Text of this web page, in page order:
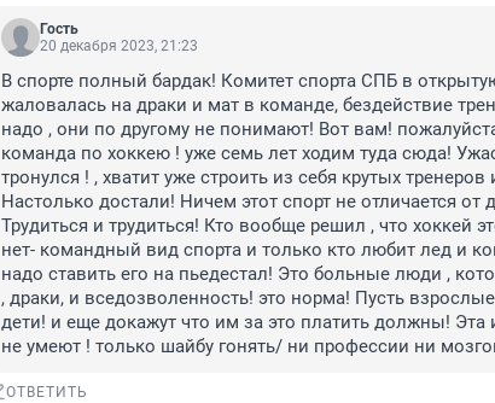
Гость
20 декабря 2023, 21:23
В спорте полный бардак! Комитет спорта СПБ в
жаловалась на драки и мат в команде, бездействие
надо , они по другому не понимают! Вот вам!
команда по хоккею ! уже семь лет ходим туда сюда!
тронулся ! , хватит уже строить из себя крутых тренеров
Настолько достали! Ничем этот спорт не отличается от
Трудиться и трудиться! Кто вообще решил , что хоккей
нет- командный вид спорта и только кто любит лед и
надо ставить его на пьедестал! Это больные люди ,
, драки, и вседозволенность! это норма! Пусть
дети! и еще докажут что им за это платить должны! Эта
не умеют ! только шайбу гонять/ ни профессии ни
ОТВЕТИТЬ